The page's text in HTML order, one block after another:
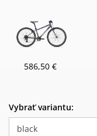
586,50 €
Vybrať variantu:
black